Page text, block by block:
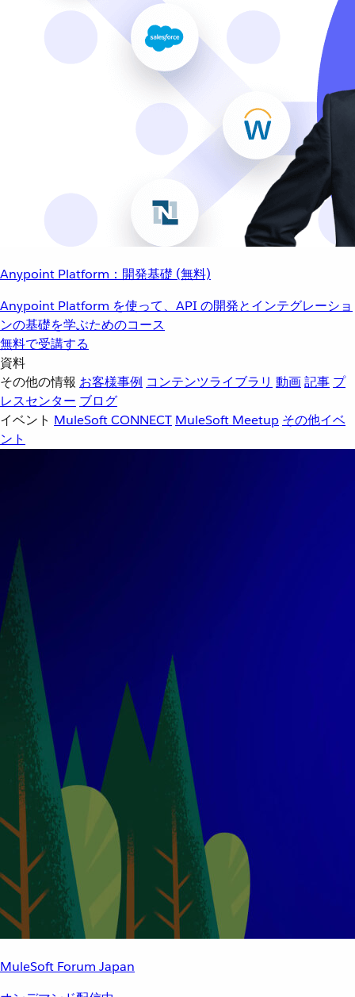
Anypoint Platform：開発基礎 (無料)
Anypoint Platform を使って、API の開発とインテグレーショ
ンの基礎を学ぶためのコース
無料で受講する
資料
その他の情報 お客様事例 コンテンツライブラリ 動画記事 プ
レスセンター ブログ
イベント MuleSoft CONNECT MuleSoft Meetup その他イベ
ント
MuleSoft Forum Japan